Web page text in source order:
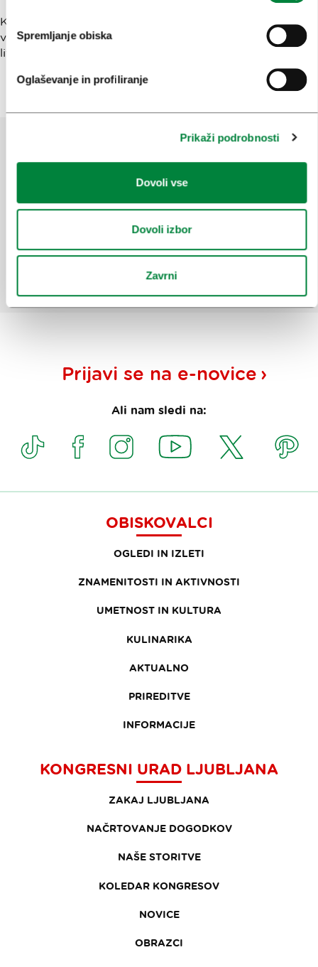
Spremljanje obiska
Oglaševanje in profiliranje
Prikaži podrobnosti
Dovoli vse
Dovoli izbor
Zavrni
Knjižnica pod krošnjami je priljubljena med obiskovalci
vseh starosti in predstavlja unikaten način povezovanja
literature, narave in družabnega življenja v Ljubljani.
Prijavi se na e-novice
Ali nam sledi na:
OBISKOVALCI
OGLEDI IN IZLETI
ZNAMENITOSTI IN AKTIVNOSTI
UMETNOST IN KULTURA
KULINARIKA
AKTUALNO
PRIREDITVE
INFORMACIJE
KONGRESNI URAD LJUBLJANA
ZAKAJ LJUBLJANA
NAČRTOVANJE DOGODKOV
NAŠE STORITVE
KOLEDAR KONGRESOV
NOVICE
OBRAZCI